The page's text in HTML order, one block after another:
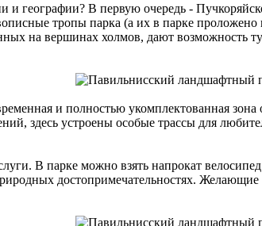
и географии? В первую очередь -
тропы парка (а их в парке
на вершинах холмов, дают возможность
и полностью укомплектованная зона
здесь устроены особые трассы для
В парке можно взять напрокат
достопримечательностях.